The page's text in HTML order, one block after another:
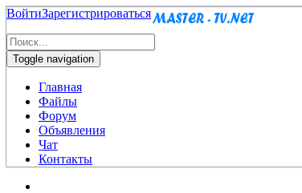
ВойтиЗарегистрироваться
Toggle navigation
Главная
Файлы
Форум
Объявления
Чат
Контакты